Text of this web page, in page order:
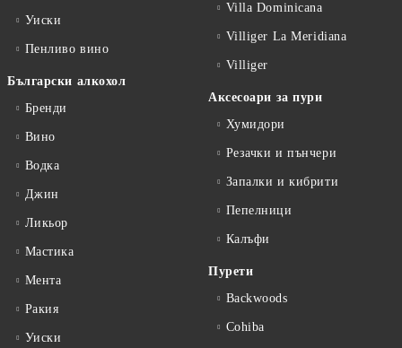
Уиски
Пенливо вино
Български алкохол
Бренди
Вино
Водка
Джин
Ликьор
Мастика
Мента
Ракия
Уиски
Villa Dominicana
Villiger La Meridiana
Villiger
Аксесоари за пури
Хумидори
Резачки и пънчери
Запалки и кибрити
Пепелници
Калъфи
Пурети
Backwoods
Cohiba